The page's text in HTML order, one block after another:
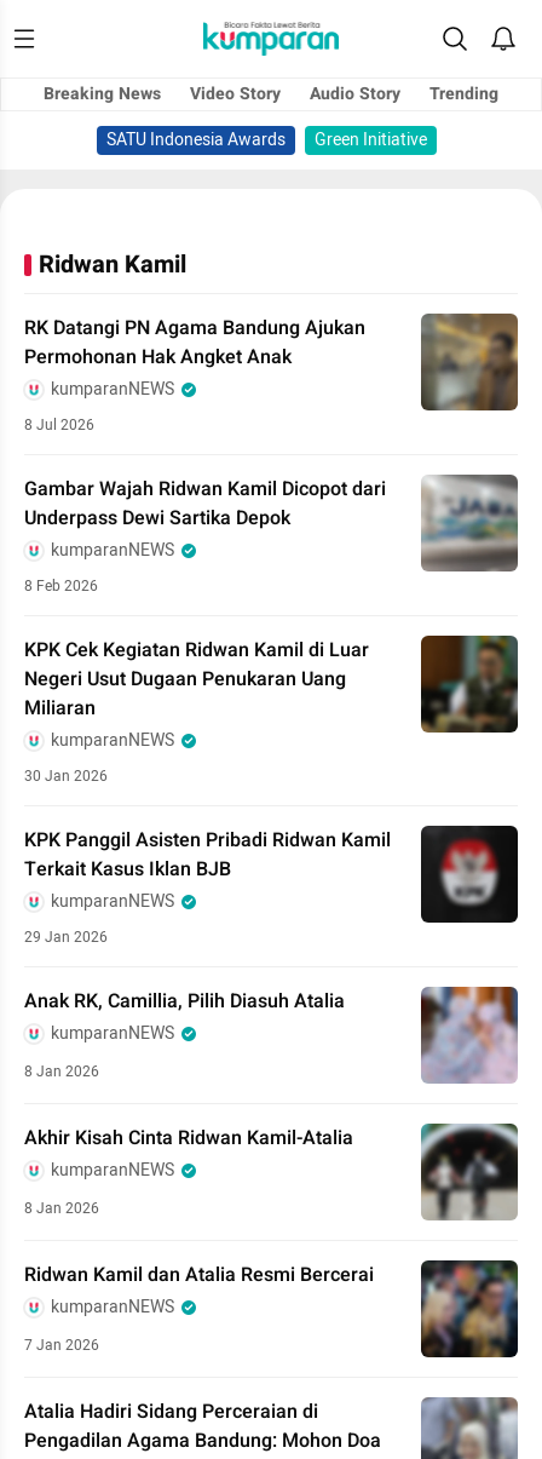
Breaking News Video Story Audio Story
Trending
SATU Indonesia Awards
Green Initiative
Ridwan Kamil
RK Datangi PN Agama Bandung Ajukan
Permohonan Hak Angket Anak
kumparanNEWS
8 Jul 2026
Gambar Wajah Ridwan Kamil Dicopot dari
Underpass Dewi Sartika Depok
kumparanNEWS
8 Feb 2026
KPK Cek Kegiatan Ridwan Kamil di Luar
Negeri Usut Dugaan Penukaran Uang
Miliaran
kumparanNEWS
30 Jan 2026
KPK Panggil Asisten Pribadi Ridwan Kamil
Terkait Kasus Iklan BJB
kumparanNEWS
29 Jan 2026
Anak RK, Camillia, Pilih Diasuh Atalia
kumparanNEWS
8 Jan 2026
Akhir Kisah Cinta Ridwan Kamil-Atalia
kumparanNEWS
8 Jan 2026
Ridwan Kamil dan Atalia Resmi Bercerai
kumparanNEWS
7 Jan 2026
Atalia Hadiri Sidang Perceraian di
Pengadilan Agama Bandung: Mohon Doa